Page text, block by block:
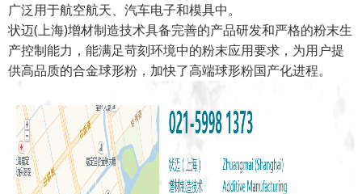
广泛用于航空航天、汽车电子和模具中。
状迈(上海)增材制造技术具备完善的产品研发和严格的粉末生
产控制能力，能满足苛刻环境中的粉末应用要求，为用户提
供高品质的合金球形粉，加快了高端球形粉国产化进程。